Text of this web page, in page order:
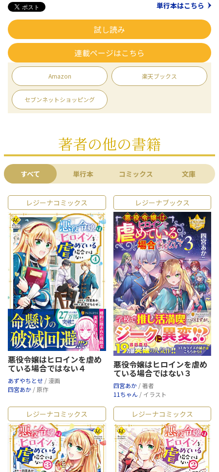
単行本はこちら
試し読み
連載ページはこちら
Amazon 楽天ブックス
セブンネットショッピング
著者の他の書籍
すべて 単行本 コミックス 文庫
レジーナコミックス
悪役令嬢はヒロインを虐め
ている場合ではない４
あずやちとせ / 漫画
四宮あか / 原作
レジーナブックス
悪役令嬢はヒロインを虐め
ている場合ではない３
四宮あか / 著者
11ちゃん / イラスト
レジーナコミックス レジーナコミックス